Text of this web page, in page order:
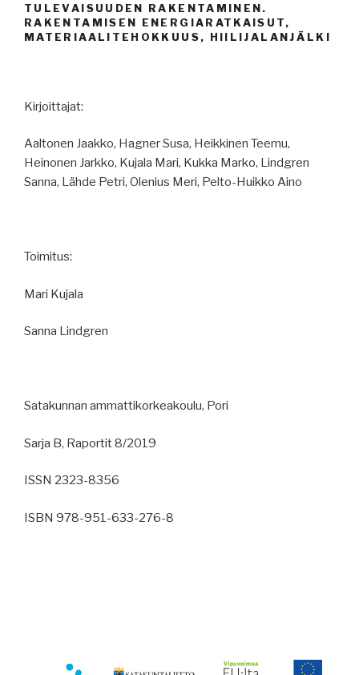
TULEVAISUUDEN RAKENTAMINEN.
RAKENTAMISEN ENERGIARATKAISUT,
MATERIAALITEHOKKUUS, HIILIJALANJÄLKI
Kirjoittajat:
Aaltonen Jaakko, Hagner Susa, Heikkinen Teemu,
Heinonen Jarkko, Kujala Mari, Kukka Marko, Lindgren
Sanna, Lähde Petri, Olenius Meri, Pelto-Huikko Aino
Toimitus:
Mari Kujala
Sanna Lindgren
Satakunnan ammattikorkeakoulu, Pori
Sarja B, Raportit 8/2019
ISSN 2323-8356
ISBN 978-951-633-276-8